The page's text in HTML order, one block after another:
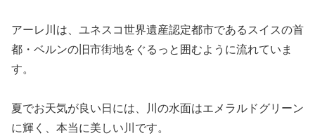
アーレ川は、ユネスコ世界遺産認定都市であるスイスの首
都・ベルンの旧市街地をぐるっと囲むように流れていま
す。
夏でお天気が良い日には、川の水面はエメラルドグリーン
に輝く、本当に美しい川です。